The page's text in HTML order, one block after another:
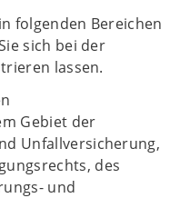
folgenden Bereichen
sich bei der
lassen.
Gebiet der
Unfallversicherung,
des
und